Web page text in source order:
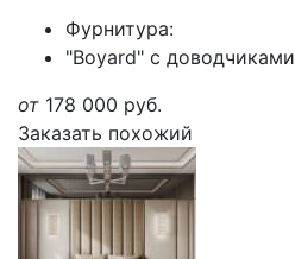
Фурнитура:
"Boyard" с доводчиками
от 178 000 руб.
Заказать похожий